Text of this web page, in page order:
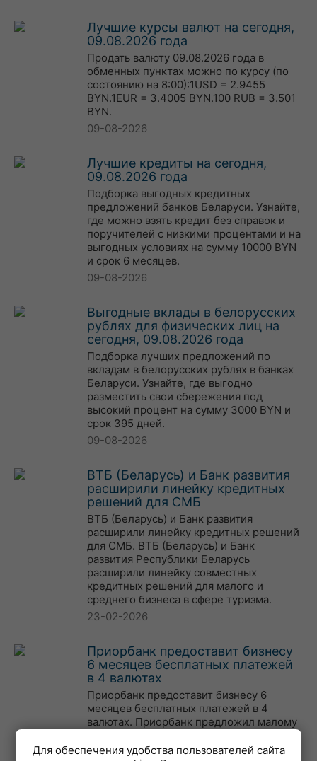
Лучшие курсы валют на сегодня,
09.08.2026 года
Продать валюту 09.08.2026 года в
обменных пунктах можно по курсу (по
состоянию на 8:00):1USD = 2.9455
BYN.1EUR = 3.4005 BYN.100 RUB = 3.501
BYN.
09-08-2026
Лучшие кредиты на сегодня,
09.08.2026 года
Подборка выгодных кредитных
предложений банков Беларуси. Узнайте,
где можно взять кредит без справок и
поручителей с низкими процентами и на
выгодных условиях на сумму 10000 BYN
и срок 6 месяцев.
09-08-2026
Выгодные вклады в белорусских
рублях для физических лиц на
сегодня, 09.08.2026 года
Подборка лучших предложений по
вкладам в белорусских рублях в банках
Беларуси. Узнайте, где выгодно
разместить свои сбережения под
высокий процент на сумму 3000 BYN и
срок 395 дней.
09-08-2026
ВТБ (Беларусь) и Банк развития
расширили линейку кредитных
решений для СМБ
ВТБ (Беларусь) и Банк развития
расширили линейку кредитных решений
для СМБ. ВТБ (Беларусь) и Банк
развития Республики Беларусь
расширили линейку совместных
кредитных решений для малого и
среднего бизнеса в сфере туризма.
23-02-2026
Приорбанк предоставит бизнесу
6 месяцев бесплатных платежей
в 4 валютах
Приорбанк предоставит бизнесу 6
месяцев бесплатных платежей в 4
валютах. Приорбанк предложил малому
платежей и бесплатноеобслуживание.
Для обеспечения удобства пользователей сайта